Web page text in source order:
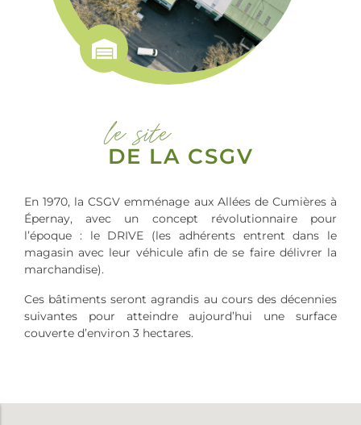
le site
DE LA CSGV
En 1970, la CSGV emménage aux Allées de Cumières à
Épernay, avec un concept révolutionnaire pour
l’époque : le DRIVE (les adhérents entrent dans le
magasin avec leur véhicule afin de se faire délivrer la
marchandise).
Ces bâtiments seront agrandis au cours des décennies
suivantes pour atteindre aujourd’hui une surface
couverte d’environ 3 hectares.